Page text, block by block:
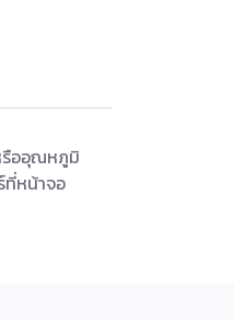
รืออุณหภูมิ
ที่หน้าจอ